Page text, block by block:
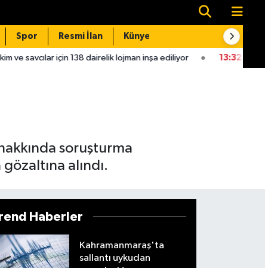
Spor Resmi İlan Künye
138 dairelik lojman inşa ediliyor 13:32Kahramanmaraş'ın
soruşturma
alındı.
Haberler
Kahramanmaraş'ta
sallantı uykudan